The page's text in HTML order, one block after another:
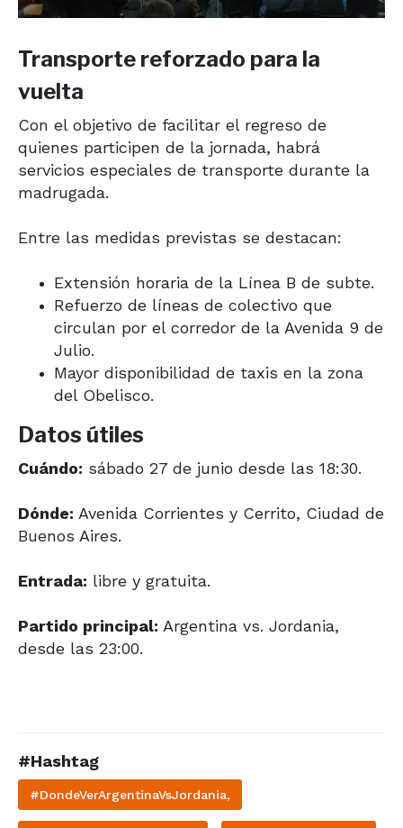
Transporte reforzado para la
vuelta
Con el objetivo de facilitar el regreso de
quienes participen de la jornada, habrá
servicios especiales de transporte durante la
madrugada.
Entre las medidas previstas se destacan:
Extensión horaria de la Línea B de subte.
Refuerzo de líneas de colectivo que
circulan por el corredor de la Avenida 9 de
Julio.
Mayor disponibilidad de taxis en la zona
del Obelisco.
Datos útiles
Cuándo: sábado 27 de junio desde las 18:30.
Dónde: Avenida Corrientes y Cerrito, Ciudad de
Buenos Aires.
Entrada: libre y gratuita.
Partido principal: Argentina vs. Jordania,
desde las 23:00.
#Hashtag
#DondeVerArgentinaVsJordania,